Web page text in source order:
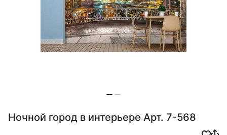
Ночной город в интерьере Арт. 7-568